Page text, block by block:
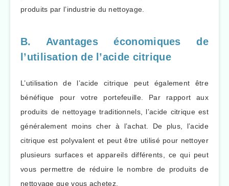
produits par l’industrie du nettoyage.
B. Avantages économiques de
l’utilisation de l’acide citrique
L’utilisation de l’acide citrique peut également être
bénéfique pour votre portefeuille. Par rapport aux
produits de nettoyage traditionnels, l’acide citrique est
généralement moins cher à l’achat. De plus, l’acide
citrique est polyvalent et peut être utilisé pour nettoyer
plusieurs surfaces et appareils différents, ce qui peut
vous permettre de réduire le nombre de produits de
nettoyage que vous achetez.